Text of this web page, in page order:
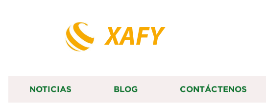
XAFY
NOTICIAS BLOG CONTÁCTENOS